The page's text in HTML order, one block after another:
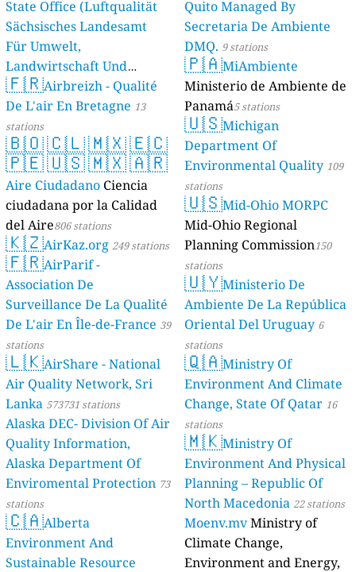
State Office (Luftqualität
Sächsisches Landesamt
Für Umwelt,
Landwirtschaft Und
Geologie) 50 stations
🇫🇷Airbreizh - Qualité
De L'air En Bretagne 13
stations
🇧🇴🇨🇱🇲🇽🇪🇨
🇵🇪🇺🇸🇲🇽🇦🇷
Aire Ciudadano Ciencia
ciudadana por la Calidad
del Aire806 stations
🇰🇿AirKaz.org 249 stations
🇫🇷AirParif -
Association De
Surveillance De La Qualité
De L'air En Île-de-France 39
stations
🇱🇰AirShare - National
Air Quality Network, Sri
Lanka 573731 stations
Alaska DEC- Division Of Air
Quality Information,
Alaska Department Of
Enviromental Protection 73
stations
🇨🇦Alberta
Environment And
Sustainable Resource
Quito Managed By
Secretaria De Ambiente
DMQ. 9 stations
🇵🇦MiAmbiente
Ministerio de Ambiente de
Panamá5 stations
🇺🇸Michigan
Department Of
Environmental Quality 109
stations
🇺🇸Mid-Ohio MORPC
Mid-Ohio Regional
Planning Commission150
stations
🇺🇾Ministerio De
Ambiente De La República
Oriental Del Uruguay 6
stations
🇶🇦Ministry Of
Environment And Climate
Change, State Of Qatar 16
stations
🇲🇰Ministry Of
Environment And Physical
Planning – Republic Of
North Macedonia 22 stations
Moenv.mvMinistry of
Climate Change,
Environment and Energy,